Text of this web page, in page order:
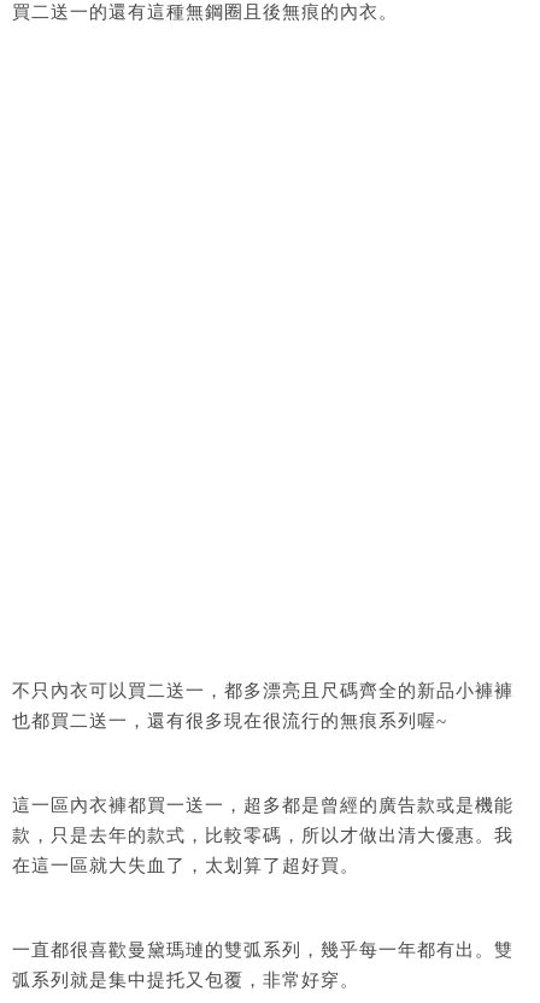
買二送一的還有這種無鋼圈且後無痕的內衣。
不只內衣可以買二送一，都多漂亮且尺碼齊全的新品小褲褲
也都買二送一，還有很多現在很流行的無痕系列喔~
這一區內衣褲都買一送一，超多都是曾經的廣告款或是機能
款，只是去年的款式，比較零碼，所以才做出清大優惠。我
在這一區就大失血了，太划算了超好買。
一直都很喜歡曼黛瑪璉的雙弧系列，幾乎每一年都有出。雙
弧系列就是集中提托又包覆，非常好穿。